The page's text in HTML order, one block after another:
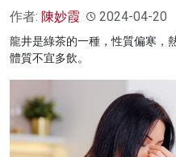
作者: 陳妙霞 2024-04-20
龍井是綠茶的一種，性質偏寒，
體質不宜多飲。